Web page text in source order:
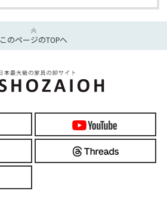
このページのTOPへ